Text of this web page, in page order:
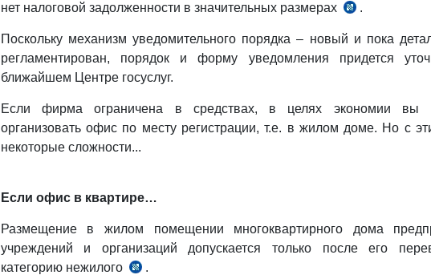
нет налоговой задолженности в значительных размерах
.
Поскольку механизм уведомительного порядка – новый и пока
регламентирован, порядок и форму уведомления придется
ближайшем Центре госуслуг.
Если фирма ограничена в средствах, в целях экономии вы
организовать офис по месту регистрации, т.е. в жилом доме. Но с
некоторые сложности...
Если офис в квартире…
Размещение в жилом помещении многоквартирного дома
учреждений и организаций допускается только после его
категорию нежилого
.